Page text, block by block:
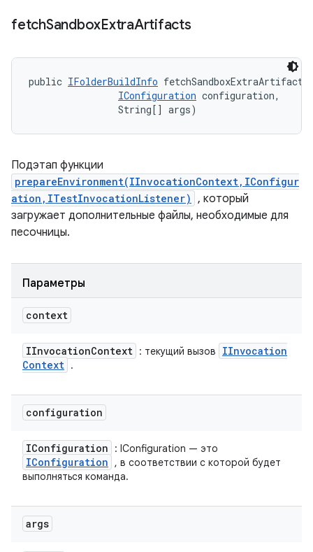
fetchSandboxExtraArtifacts
public IFolderBuildInfo
IConfiguration configuration,
                String[] args)
Подэтап функции
prepareEnvironment(IInvocationContext,IConfigur
ation,ITestInvocationListener) , который
загружает дополнительные файлы, необходимые для
песочницы.
Параметры
context
IInvocationContext : текущий вызов
IInvocation
Context .
configuration
IConfiguration : IConfiguration — это
IConfiguration
, в соответствии с которой будет
выполняться команда.
args